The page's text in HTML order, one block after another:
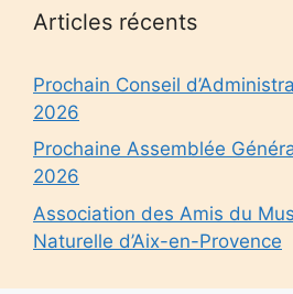
Articles récents
Prochain Conseil
2026
Prochaine Assemblée
2026
Association des Amis du
Naturelle d’Aix-en-Provence